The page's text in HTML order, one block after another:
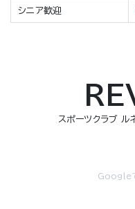
シニア歓迎
スポーツクラブ
Google